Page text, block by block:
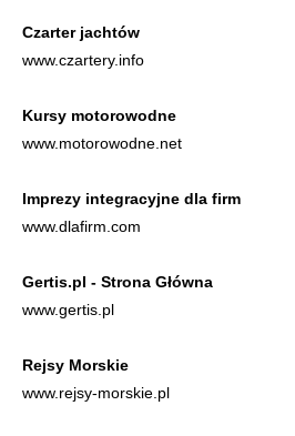
Czarter jachtów
www.czartery.info
Kursy motorowodne
www.motorowodne.net
Imprezy integracyjne dla firm
www.dlafirm.com
Gertis.pl - Strona Główna
www.gertis.pl
Rejsy Morskie
www.rejsy-morskie.pl